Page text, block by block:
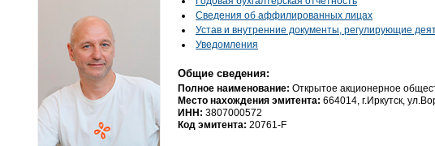
Cведения об аффилированных лицах
Устав и внутренние документы, регулирующие
Уведомления
Общие сведения:
Полное наименование: Открытое акционерное
Место нахождения эмитента: 664014, г.Иркутск,
ИНН: 3807000572
Код эмитента: 20761-F